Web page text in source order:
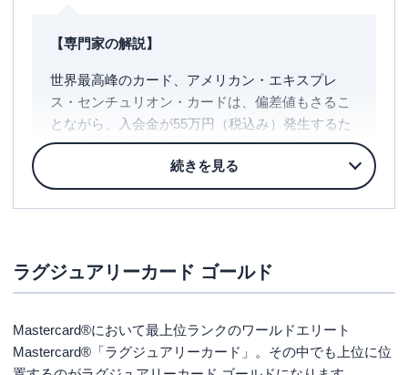
エポスカード
オリコカード
PayPayカード
まとめ
【専門家の解説】
世界最高峰のカード、アメリカン・エキスプレ
ス・センチュリオン・カードは、偏差値もさるこ
とながら、入会金が55万円（税込み）発生するた
め、初年度は年会費も含めると90万円近くのコス
ただ、どちらのカードもこれまでのカード保有実
してみたいと思っているなら、ワンランク下の
「アメックスプラチナ」もしくは「ダイナースク
ラブカード」を保有し、実績を積んでおきましょ
ラグジュアリーカード ゴールド
Mastercard®において最上位ランクのワールドエリート
Mastercard®「ラグジュアリーカード」。その中でも上位に位